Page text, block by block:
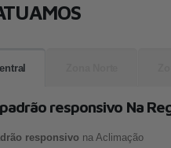
responsivo Na
responsivo na Aclimação